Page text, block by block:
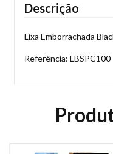
Descrição
Lixa Emborrachada
Referência: LBSPC100